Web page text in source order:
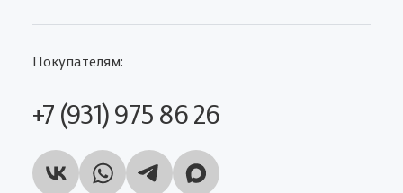
Покупателям:
+7 (931) 975 86 26